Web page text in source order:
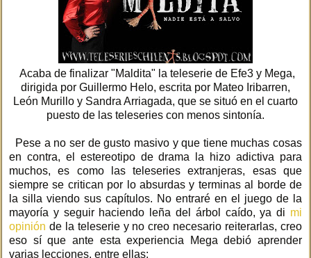
Acaba de finalizar "Maldita" la teleserie de Efe3 y Mega,
dirigida por Guillermo Helo, escrita por Mateo Iribarren,
León Murillo y Sandra Arriagada, que se situó en el cuarto
puesto de las teleseries con menos sintonía.
Pese a no ser de gusto masivo y que tiene muchas cosas
en contra, el estereotipo de drama la hizo adictiva para
muchos, es como las teleseries extranjeras, esas que
siempre se critican por lo absurdas y terminas al borde de
la silla viendo sus capítulos. No entraré en el juego de la
mayoría y seguir haciendo leña del árbol caído, ya di mi
opinión de la teleserie y no creo necesario reiterarlas, creo
eso sí que ante esta experiencia Mega debió aprender
varias lecciones, entre ellas: